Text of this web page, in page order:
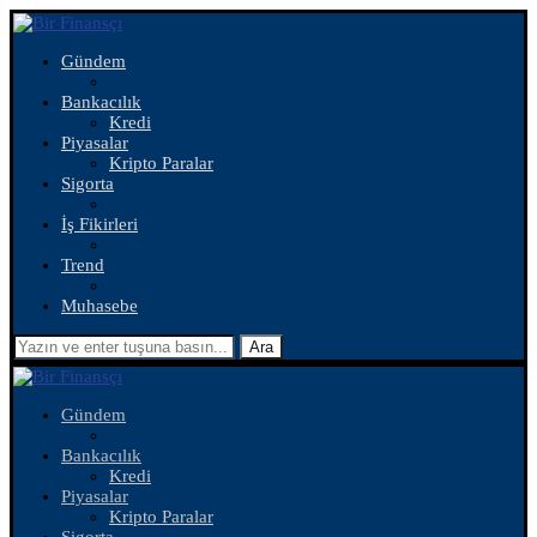
Gündem
Bankacılık
Kredi
Piyasalar
Kripto Paralar
Sigorta
İş Fikirleri
Trend
Muhasebe
Ara
Gündem
Bankacılık
Kredi
Piyasalar
Kripto Paralar